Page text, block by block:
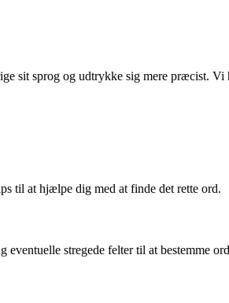
sit sprog og udtrykke sig mere præcist. Vi
til at hjælpe dig med at finde det rette ord.
stregede felter til at bestemme